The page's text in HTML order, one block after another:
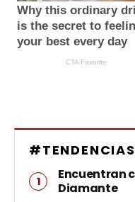
#TENDENCIAS
Encuentran
Diamante